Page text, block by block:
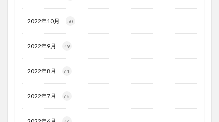
2022年10月 50
2022年9月 49
2022年8月 61
2022年7月 66